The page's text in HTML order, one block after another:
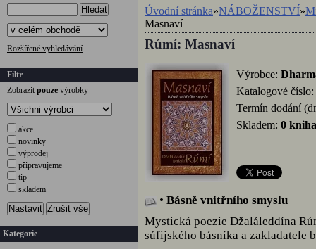
Hledat
Rozšířené vyhledávání
Filtr
Zobrazit pouze výrobky
akce
novinky
výprodej
připravujeme
tip
skladem
Nastavit Zrušit vše
Kategorie
Úvodní stránka»NÁBOŽENSTVÍ»
Masnaví
Rúmí: Masnaví
Výrobce:
Katalogové číslo:
Termín dodání
Skladem: 0 kniha
• Básně vnitřního smyslu
Mystická poezie Džaláleddína
súfijského básníka a zakladatele